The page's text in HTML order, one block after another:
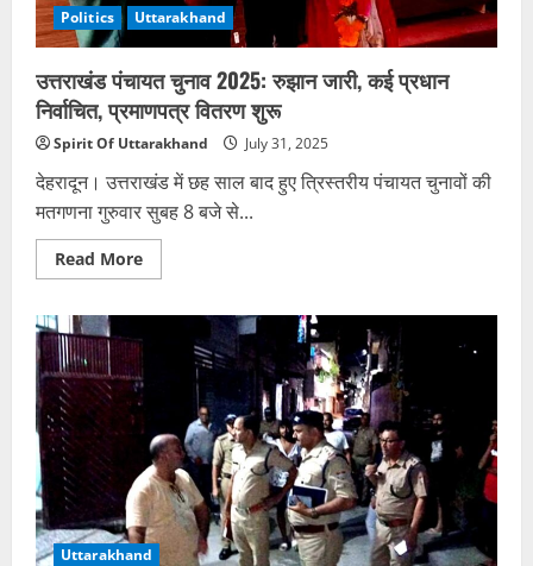
Politics Uttarakhand
उत्तराखंड पंचायत चुनाव 2025: रुझान जारी, कई प्रधान
निर्वाचित, प्रमाणपत्र वितरण शुरू
Spirit Of Uttarakhand July 31, 2025
देहरादून। उत्तराखंड में छह साल बाद हुए त्रिस्तरीय पंचायत चुनावों की
मतगणना गुरुवार सुबह 8 बजे से...
Read MoreRead
more
चुनाव
रुझान
जारी,
कई
निर्वाचित,
प्रमाणपत्र
वितरण
शुरू
Uttarakhand